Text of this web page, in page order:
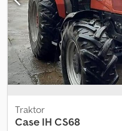
Sensing), Steuergerät -
höhenverstellbare
Außenbedienelement,
autom.
mechan. Oberlenker,RTK
6dw,Motor bei 2033 Bh
Apcokr
Traktor
Case IH CS68